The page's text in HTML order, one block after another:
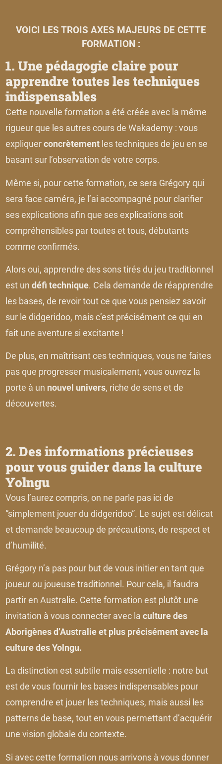
VOICI LES TROIS AXES MAJEURS DE CETTE
FORMATION :
1. Une pédagogie claire pour
apprendre toutes les techniques
indispensables
Cette nouvelle formation a été créée avec la même
rigueur que les autres cours de Wakademy : vous
expliquerconcrètement les techniques de jeu en se
basant sur l’observation de votre corps.
Même si, pour cette formation, ce sera Grégory qui
sera face caméra, je l’ai accompagné pour clarifier
ses explications afin que ses explications soit
compréhensibles par toutes et tous, débutants
comme confirmés.
Alors oui, apprendre des sons tirés du jeu traditionnel
est undéfi technique. Cela demande de réapprendre
les bases, de revoir tout ce que vous pensiez savoir
sur le didgeridoo, mais c’est précisément ce qui en
fait une aventure si excitante !
De plus, en maîtrisant ces techniques, vous ne faites
pas que progresser musicalement, vous ouvrez la
porte à un nouvel univers, riche de sens et de
découvertes.
2. Des informations précieuses
pour vous guider dans la culture
Yolngu
Vous l’aurez compris, on ne parle pas ici de
“simplement jouer du didgeridoo”. Le sujet est délicat
et demande beaucoup de précautions, de respect et
d’humilité.
Grégory n’a pas pour but de vous initier en tant que
joueur ou joueuse traditionnel. Pour cela, il faudra
partir en Australie. Cette formation est plutôt une
invitation à vous connecter avec laculture des
Aborigènes d’Australie et plus précisément avec la
culture des Yolngu.
La distinction est subtile mais essentielle : notre but
est de vous fournir les bases indispensables pour
comprendre et jouer les techniques, mais aussi les
patterns de base, tout en vous permettant d’acquérir
une vision globale du contexte.
Si avec cette formation nous arrivons à vous donner